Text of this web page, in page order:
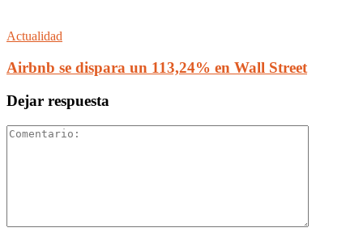
Actualidad
Airbnb se dispara un 113,24% en Wall Street
Dejar respuesta